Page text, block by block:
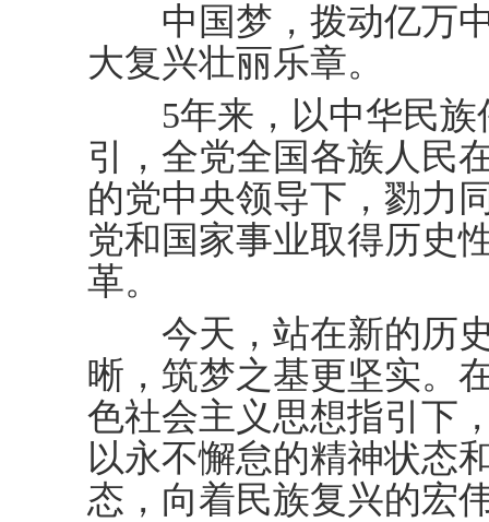
中国梦，拨动亿万中
大复兴壮丽乐章。
5年来，以中华民族
引，全党全国各族人民
的党中央领导下，勠力
党和国家事业取得历史
革。
今天，站在新的历史
晰，筑梦之基更坚实。
色社会主义思想指引下
以永不懈怠的精神状态
态，向着民族复兴的宏